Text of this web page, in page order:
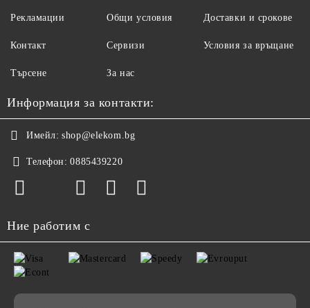
Рекламации
Контакт
Търсене
Общи условия
Сервизи
За нас
Доставки и срокове
Условия за връщане
Информация за контакти:
Имейл: shop@elekom.bg
Телефон: 0885439220
Ние работим с